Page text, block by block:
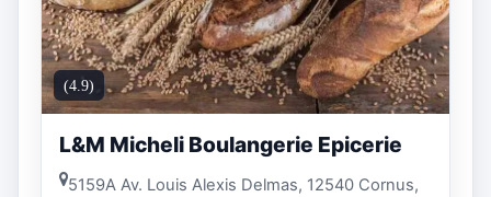
(4.9)
L&M Micheli Boulangerie Epicerie
5159A Av. Louis Alexis Delmas, 12540 Cornus,